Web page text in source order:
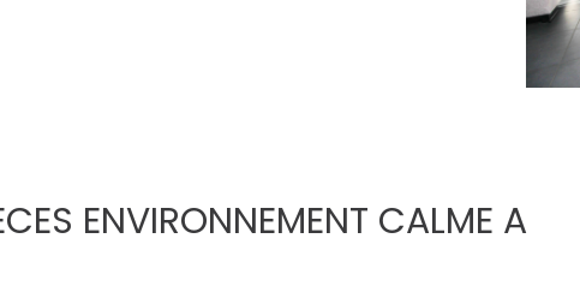
ENVIRONNEMENT CALME A